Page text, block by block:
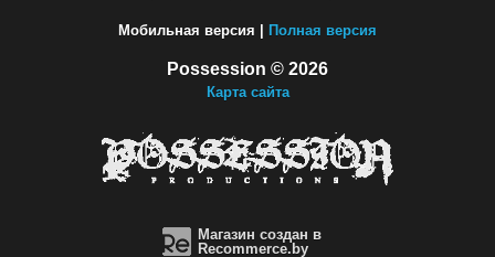
Мобильная версия | Полная версия
Possession © 2026
Карта сайта
Магазин создан в
Recommerce.by